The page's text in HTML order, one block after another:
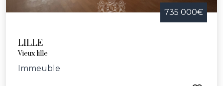
735 000€
LILLE
Vieux lille
Immeuble